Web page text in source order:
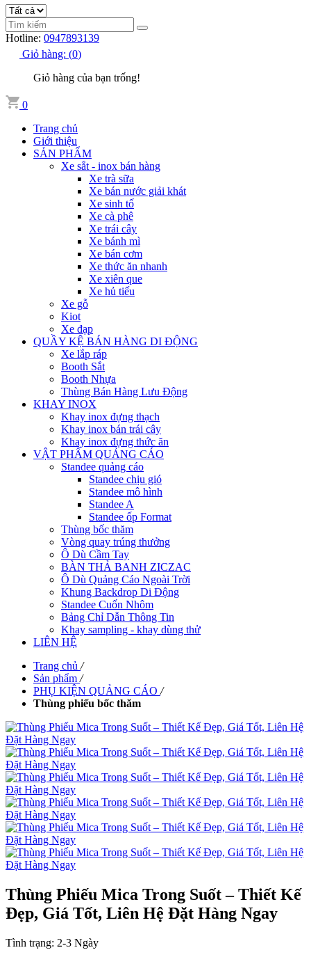
Hotline: 0947893139
Giỏ hàng: (0)
Giỏ hàng của bạn trống!
0
Trang chủ
Giới thiệu
SẢN PHẨM
Xe sắt - inox bán hàng
Xe trà sữa
Xe bán nước giải khát
Xe sinh tố
Xe cà phê
Xe trái cây
Xe bánh mì
Xe bán cơm
Xe thức ăn nhanh
Xe xiên que
Xe hủ tiếu
Xe gỗ
Kiot
Xe đạp
QUẦY KỆ BÁN HÀNG DI ĐỘNG
Xe lắp ráp
Booth Sắt
Booth Nhựa
Thùng Bán Hàng Lưu Động
KHAY INOX
Khay inox đựng thạch
Khay inox bán trái cây
Khay inox đựng thức ăn
VẬT PHẨM QUẢNG CÁO
Standee quảng cáo
Standee chịu gió
Standee mô hình
Standee A
Standee ốp Format
Thùng bốc thăm
Vòng quay trúng thưởng
Ô Dù Cầm Tay
BÀN THẢ BANH ZICZAC
Ô Dù Quảng Cáo Ngoài Trời
Khung Backdrop Di Động
Standee Cuốn Nhôm
Bảng Chỉ Dẫn Thông Tin
Khay sampling - khay dùng thử
LIÊN HỆ
Trang chủ /
Sản phẩm /
PHỤ KIỆN QUẢNG CÁO /
Thùng phiếu bốc thăm
Thùng Phiếu Mica Trong Suốt – Thiết Kế
Đẹp, Giá Tốt, Liên Hệ Đặt Hàng Ngay
Tình trạng: 2-3 Ngày